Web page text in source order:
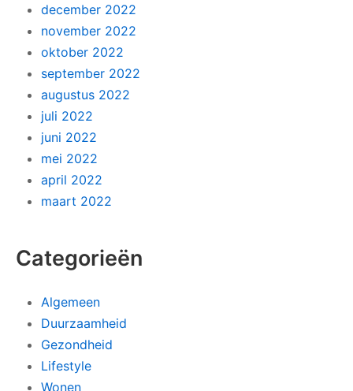
december 2022
november 2022
oktober 2022
september 2022
augustus 2022
juli 2022
juni 2022
mei 2022
april 2022
maart 2022
Categorieën
Algemeen
Duurzaamheid
Gezondheid
Lifestyle
Wonen